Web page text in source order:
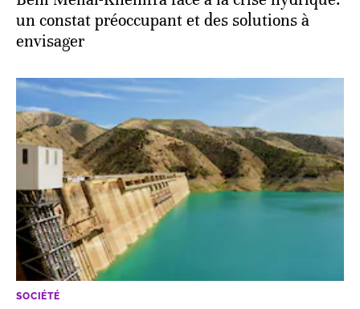
un constat préoccupant et des solutions à
envisager
SOCIÉTÉ